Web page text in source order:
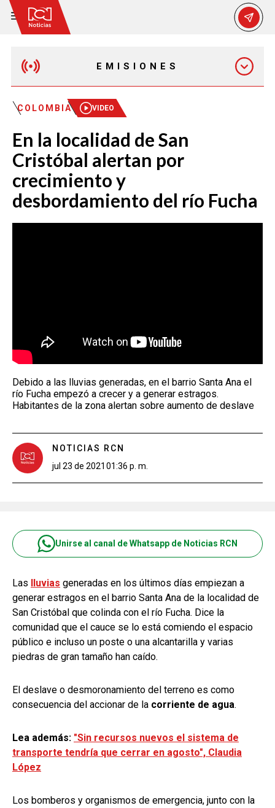
EMISIONES
EMISIÓN 12:30 PM
EMISIÓN 7:00 PM
COLOMBIA VIDEO
En la localidad de San
Cristóbal alertan por
crecimiento y
desbordamiento del río Fucha
Debido a las lluvias generadas, en el barrio Santa Ana el
río Fucha empezó a crecer y a generar estragos.
Habitantes de la zona alertan sobre aumento de deslave
NOTICIAS RCN
jul 23 de 2021 01:36 p. m.
Unirse al canal de Whatsapp de Noticias RCN
Las lluvias generadas en los últimos días empiezan a
generar estragos en el barrio Santa Ana de la localidad de
San Cristóbal que colinda con el río Fucha. Dice la
comunidad que el cauce se lo está comiendo el espacio
público e incluso un poste o una alcantarilla y varias
piedras de gran tamaño han caído.
El deslave o desmoronamiento del terreno es como
consecuencia del accionar de la corriente de agua.
Lea además: "Sin recursos nuevos el sistema de
transporte tendría que cerrar en agosto", Claudia
López
Los bomberos y organismos de emergencia, junto con la